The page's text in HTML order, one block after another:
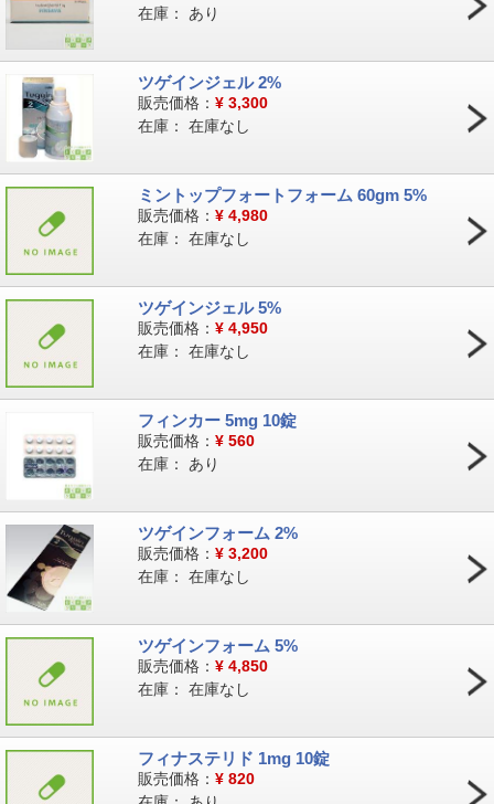
在庫： あり
ツゲインジェル 2%
販売価格： ¥ 3,300
在庫： 在庫なし
ミントップフォートフォーム 60gm 5%
販売価格： ¥ 4,980
在庫： 在庫なし
ツゲインジェル 5%
販売価格： ¥ 4,950
在庫： 在庫なし
フィンカー 5mg 10錠
販売価格： ¥ 560
在庫： あり
ツゲインフォーム 2%
販売価格： ¥ 3,200
在庫： 在庫なし
ツゲインフォーム 5%
販売価格： ¥ 4,850
在庫： 在庫なし
フィナステリド 1mg 10錠
販売価格： ¥ 820